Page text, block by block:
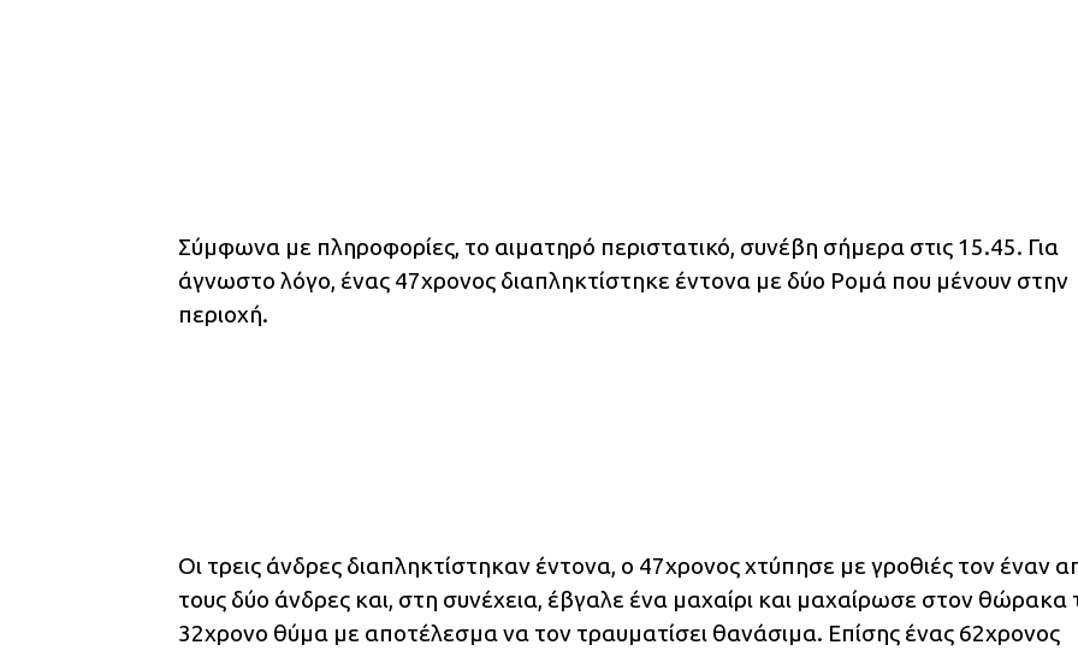
Σύμφωνα με πληροφορίες, το αιματηρό περιστατικό, συνέβη σήμερα στις 15.45. Για
άγνωστο λόγο, ένας 47χρονος διαπληκτίστηκε έντονα με δύο Ρομά που μένουν στην
περιοχή.
Οι τρεις άνδρες διαπληκτίστηκαν έντονα, ο 47χρονος χτύπησε με γροθιές τον έναν
τους δύο άνδρες και, στη συνέχεια, έβγαλε ένα μαχαίρι και μαχαίρωσε στον θώρακα
32χρονο θύμα με αποτέλεσμα να τον τραυματίσει θανάσιμα. Επίσης ένας 62χρονος